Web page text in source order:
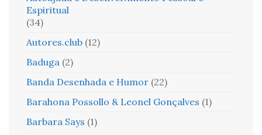
Espiritual
(34)
Autores.club (12)
Baduga (2)
Banda Desenhada e Humor (22)
Barahona Possollo & Leonel Gonçalves (1)
Barbara Says (1)